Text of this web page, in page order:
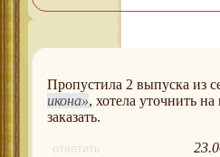
Пропустила 2 выпуска из
икона , хотела уточнить
заказать.
ответить